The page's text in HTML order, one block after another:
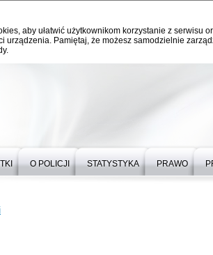
aby ułatwić użytkownikom korzystanie z serwisu
urządzenia. Pamiętaj, że możesz samodzielnie
O POLICJI STATYSTYKA PRAWO